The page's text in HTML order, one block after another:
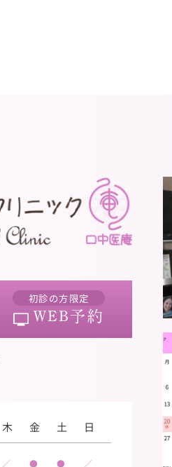
初診の方限定
WEB予約
木 金 土 日
／ ● ● ／